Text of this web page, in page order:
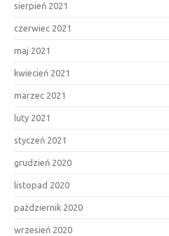
sierpień 2021
czerwiec 2021
maj 2021
kwiecień 2021
marzec 2021
luty 2021
styczeń 2021
grudzień 2020
listopad 2020
październik 2020
wrzesień 2020